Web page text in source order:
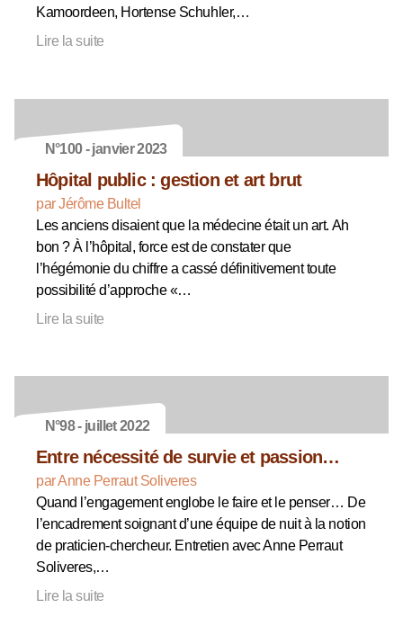
Kamoordeen, Hortense Schuhler,…
Lire la suite
N°100 - janvier 2023
Hôpital public : gestion et art brut
par Jérôme Bultel
Les anciens disaient que la médecine était un art. Ah
bon ? À l’hôpital, force est de constater que
l’hégémonie du chiffre a cassé définitivement toute
possibilité d’approche «…
Lire la suite
N°98 - juillet 2022
Entre nécessité de survie et passion…
par Anne Perraut Soliveres
Quand l’engagement englobe le faire et le penser… De
l’encadrement soignant d’une équipe de nuit à la notion
de praticien-chercheur. Entretien avec Anne Perraut
Soliveres,…
Lire la suite